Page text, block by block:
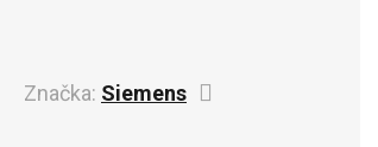
Značka: Siemens